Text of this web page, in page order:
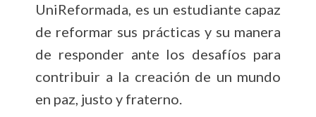
UniReformada, es un estudiante capaz
de reformar sus prácticas y su manera
de responder ante los desafíos para
contribuir a la creación de un mundo
en paz, justo y fraterno.